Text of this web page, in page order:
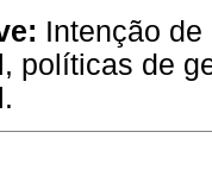
Intenção
políticas de